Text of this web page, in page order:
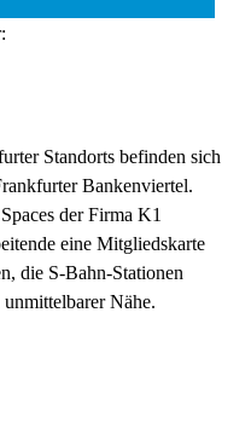
Frankfurter Standort
Standorts befinden sich
Bankenviertel.
der Firma K1
eine Mitgliedskarte
die S-Bahn-Stationen
Nähe.